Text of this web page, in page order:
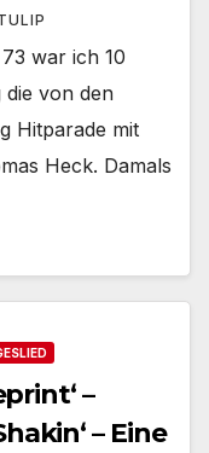
war ich 10
von den
Hitparade mit
Heck. Damals
–
– Eine